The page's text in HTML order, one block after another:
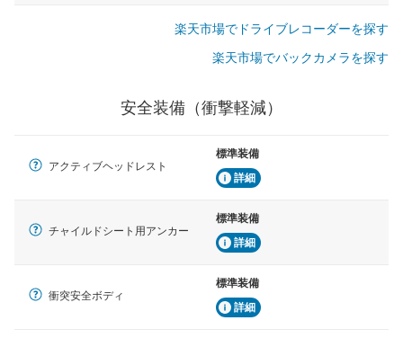
楽天市場でドライブレコーダーを探す
楽天市場でバックカメラを探す
安全装備（衝撃軽減）
アクティブヘッドレスト
標準装備
詳細
チャイルドシート用アンカー
標準装備
詳細
衝突安全ボディ
標準装備
詳細